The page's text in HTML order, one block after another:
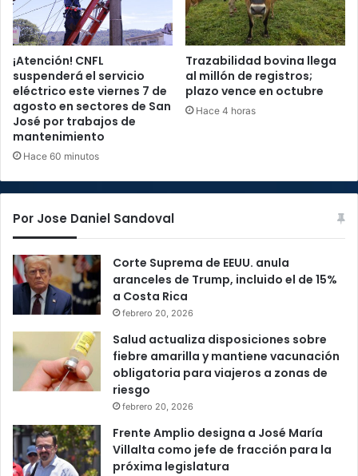
¡Atención! CNFL
suspenderá el servicio
eléctrico este viernes 7 de
agosto en sectores de San
José por trabajos de
mantenimiento
Hace 60 minutos
Trazabilidad bovina llega
al millón de registros;
plazo vence en octubre
Hace 4 horas
Por Jose Daniel Sandoval
Corte Suprema de EEUU. anula
aranceles de Trump, incluido el de 15%
a Costa Rica
febrero 20, 2026
Salud actualiza disposiciones sobre
fiebre amarilla y mantiene vacunación
obligatoria para viajeros a zonas de
riesgo
febrero 20, 2026
Frente Amplio designa a José María
Villalta como jefe de fracción para la
próxima legislatura